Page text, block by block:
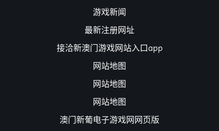
游戏新闻
最新注册网址
接洽新澳门游戏网站入口app
网站地图
网站地图
网站地图
澳门新葡电子游戏网网页版